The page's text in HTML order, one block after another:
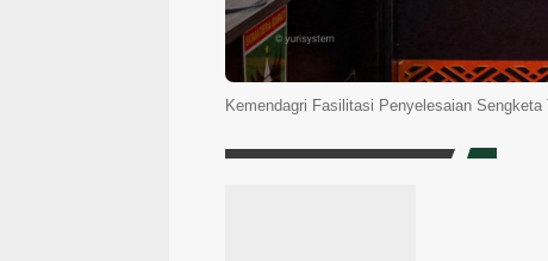
Kemendagri Fasilitasi Penyelesaian